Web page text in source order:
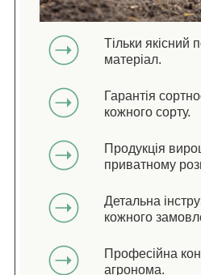
Тільки якісний
матеріал.
Гарантія
кожного сорту.
Продукція
приватному
Детальна
кожного
Професійна
агронома.